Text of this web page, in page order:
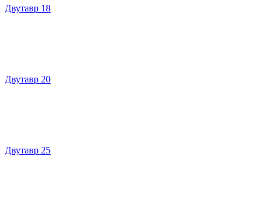
Двутавр 18
Двутавр 20
Двутавр 25